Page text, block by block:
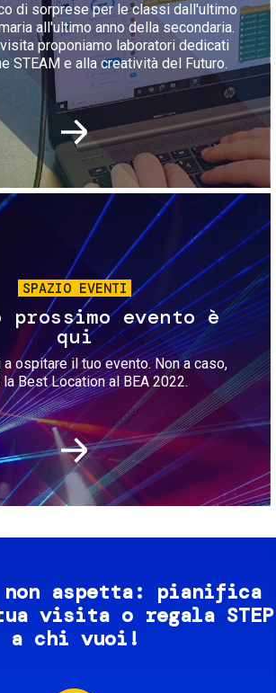
di sorprese per le classi dall'ultimo
all'ultimo anno della secondaria.
proponiamo laboratori dedicati
STEAM e alla creatività del Futuro.
Immagine
SPAZIO EVENTI
evento è
qui
ospitare il tuo evento. Non a caso,
Best Location al BEA 2022.
aspetta: pianifica
visita o regala STEP
a chi vuoi!